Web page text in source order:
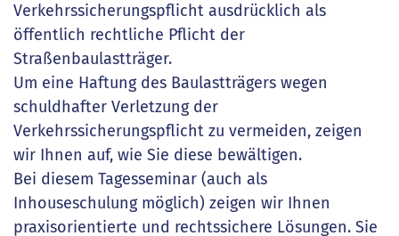
Verkehrssicherungspflicht ausdrücklich als
öffentlich rechtliche Pflicht der
Straßenbaulastträger.
Um eine Haftung des Baulastträgers wegen
schuldhafter Verletzung der
Verkehrssicherungspflicht zu vermeiden, zeigen
wir Ihnen auf, wie Sie diese bewältigen.
Bei diesem Tagesseminar (auch als
Inhouseschulung möglich) zeigen wir Ihnen
praxisorientierte und rechtssichere Lösungen. Sie